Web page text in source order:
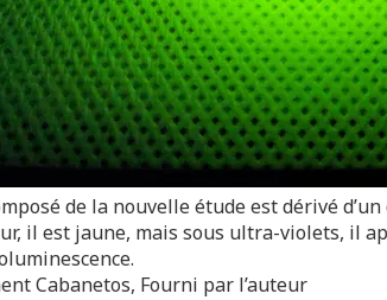
de la nouvelle étude est dérivé
il est jaune, mais sous ultra-violets, il
Cabanetos, Fourni par l’auteur